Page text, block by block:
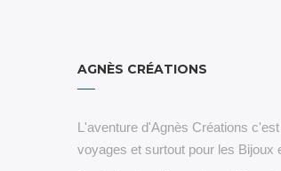
AGNÈS CRÉATIONS
L'aventure d'Agnès Créations
voyages et surtout pour les Bijoux